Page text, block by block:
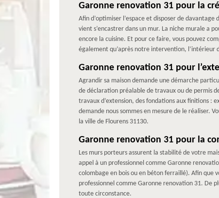
Garonne renovation 31 pour la
Afin d’optimiser l’espace et disposer de
vient s’encastrer dans un mur. La niche murale a
encore la cuisine. Et pour ce faire, vous pouvez
également qu’après notre intervention, l’intérieur
Garonne renovation 31 pour
Agrandir sa maison demande une démarche
de déclaration préalable de travaux ou de permis
travaux d’extension, des fondations aux finitions :
demande nous sommes en mesure de le réaliser.
la ville de Flourens 31130.
Garonne renovation 31 pour la
Les murs porteurs assurent la stabilité de votre
appel à un professionnel comme Garonne
colombage en bois ou en béton ferraillé). Afin que
professionnel comme Garonne renovation 31. De
toute circonstance.